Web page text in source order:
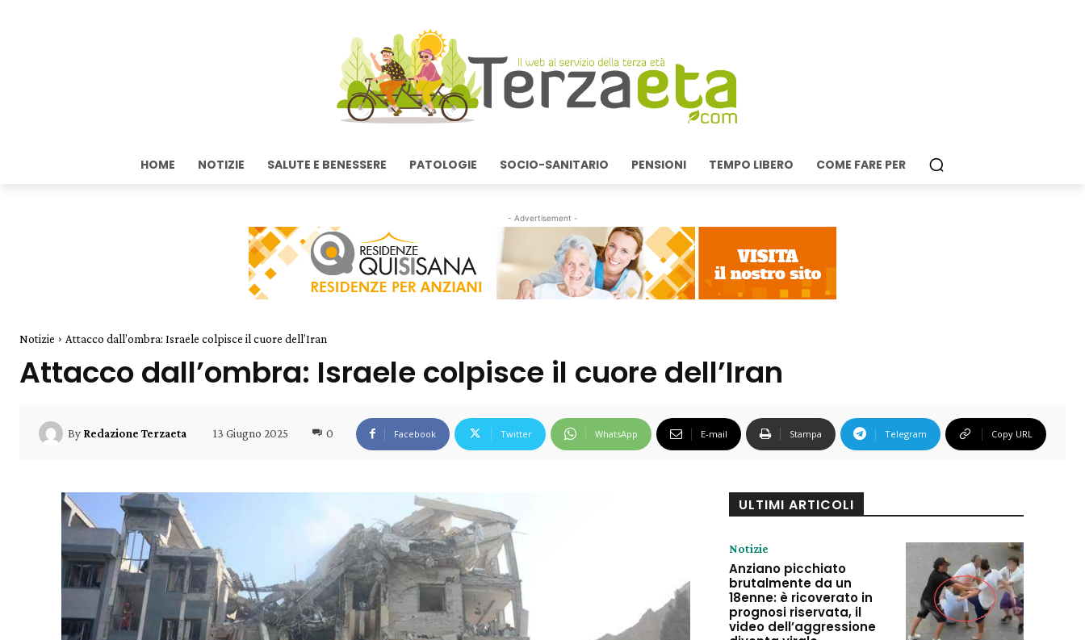
HOME NOTIZIE SALUTE E BENESSERE PATOLOGIE SOCIO-SANITARIO PENSIONI TEMPO LIBERO COME FARE PER
- Advertisement -
Notizie Attacco dall’ombra: Israele colpisce il cuore dell’Iran
Attacco dall’ombra: Israele colpisce il cuore dell’Iran
By Redazione Terzaeta 13 Giugno 2025 0 Facebook Twitter WhatsApp E-mail Stampa Telegram Copy URL
ULTIMI ARTICOLI
Notizie
Anziano picchiato
brutalmente da un
18enne: è ricoverato in
prognosi riservata, il
video dell’aggressione